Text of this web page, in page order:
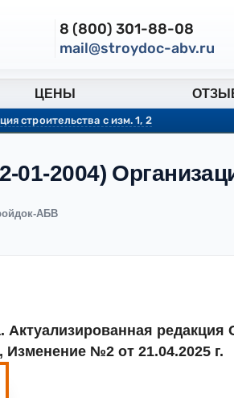
8 (800) 301-88-08
mail@stroydoc-abv.ru
ЦЕНЫ
строительства с изм. 1, 2
2004)
АБВ
Актуализированная редакция
№2 от 21.04.2025 г.